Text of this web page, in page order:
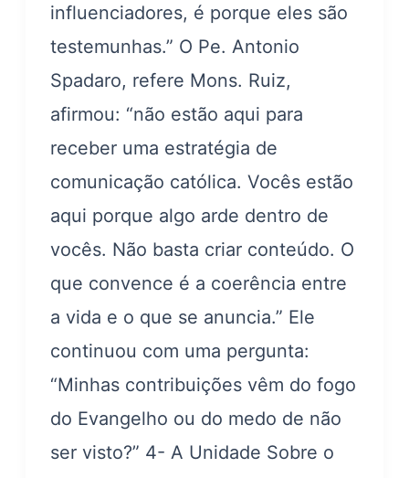
influenciadores, é porque eles são
testemunhas.” O Pe. Antonio
Spadaro, refere Mons. Ruiz,
afirmou: “não estão aqui para
receber uma estratégia de
comunicação católica. Vocês estão
aqui porque algo arde dentro de
vocês. Não basta criar conteúdo. O
que convence é a coerência entre
a vida e o que se anuncia.” Ele
continuou com uma pergunta:
“Minhas contribuições vêm do fogo
do Evangelho ou do medo de não
ser visto?” 4- A Unidade Sobre o